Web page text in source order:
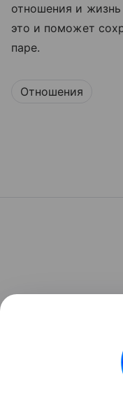
отношения и
это и поможет
паре.
Отношения